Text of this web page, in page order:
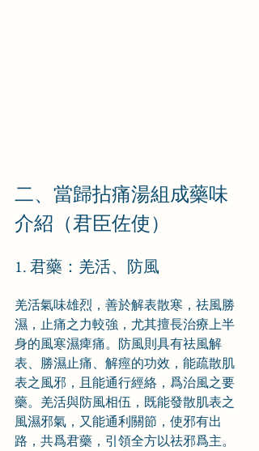
二、當歸拈痛湯組成藥味
介紹（君臣佐使）
1. 君藥：羌活、防風
羌活氣味雄烈，善於解表散寒，祛風勝
濕，止痛之力較強，尤其擅長治療上半
身的風寒濕痺痛。防風則具有祛風解
表、勝濕止痛、解痙的功效，能疏散肌
表之風邪，且能通行經絡，爲治風之要
藥。羌活與防風相伍，既能發散肌表之
風濕邪氣，又能通利關節，使邪有出
路，共爲君藥，引領全方以祛邪爲主。